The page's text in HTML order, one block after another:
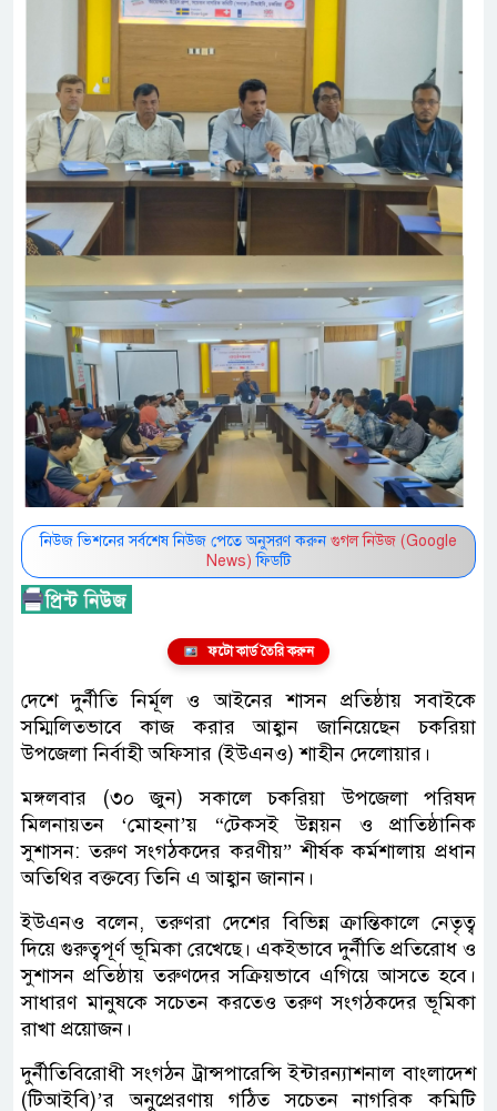
নিউজ ভিশনের সর্বশেষ নিউজ পেতে অনুসরণ করুন গুগল নিউজ (Google
News) ফিডটি
ফটো কার্ড তৈরি করুন
দেশে দুর্নীতি নির্মূল ও আইনের শাসন প্রতিষ্ঠায় সবাইকে
সম্মিলিতভাবে কাজ করার আহ্বান জানিয়েছেন চকরিয়া
উপজেলা নির্বাহী অফিসার (ইউএনও) শাহীন দেলোয়ার।
মঙ্গলবার (৩০ জুন) সকালে চকরিয়া উপজেলা পরিষদ
মিলনায়তন ‘মোহনা’য় “টেকসই উন্নয়ন ও প্রাতিষ্ঠানিক
সুশাসন: তরুণ সংগঠকদের করণীয়” শীর্ষক কর্মশালায় প্রধান
অতিথির বক্তব্যে তিনি এ আহ্বান জানান।
ইউএনও বলেন, তরুণরা দেশের বিভিন্ন ক্রান্তিকালে নেতৃত্ব
দিয়ে গুরুত্বপূর্ণ ভূমিকা রেখেছে। একইভাবে দুর্নীতি প্রতিরোধ ও
সুশাসন প্রতিষ্ঠায় তরুণদের সক্রিয়ভাবে এগিয়ে আসতে হবে।
সাধারণ মানুষকে সচেতন করতেও তরুণ সংগঠকদের ভূমিকা
রাখা প্রয়োজন।
দুর্নীতিবিরোধী সংগঠন ট্রান্সপারেন্সি ইন্টারন্যাশনাল বাংলাদেশ
(টিআইবি)’র অনুপ্রেরণায় গঠিত সচেতন নাগরিক কমিটি